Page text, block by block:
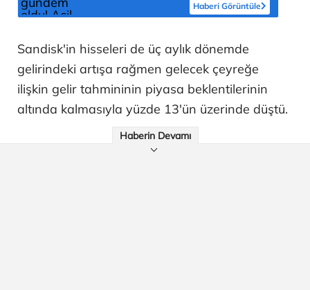
Haberi Görüntüle
Sandisk'in hisseleri de üç aylık dönemde
gelirindeki artışa rağmen gelecek çeyreğe
ilişkin gelir tahmininin piyasa beklentilerinin
altında kalmasıyla yüzde 13'ün üzerinde düştü.
Haberin Devamı